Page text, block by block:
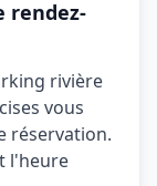
rendez-
rivière
vous
réservation.
l'heure